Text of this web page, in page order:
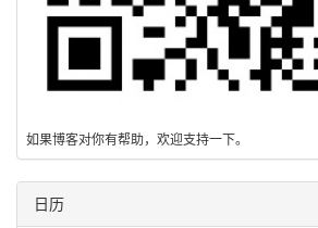
如果博客对你有帮助，欢迎支持一下。
日历